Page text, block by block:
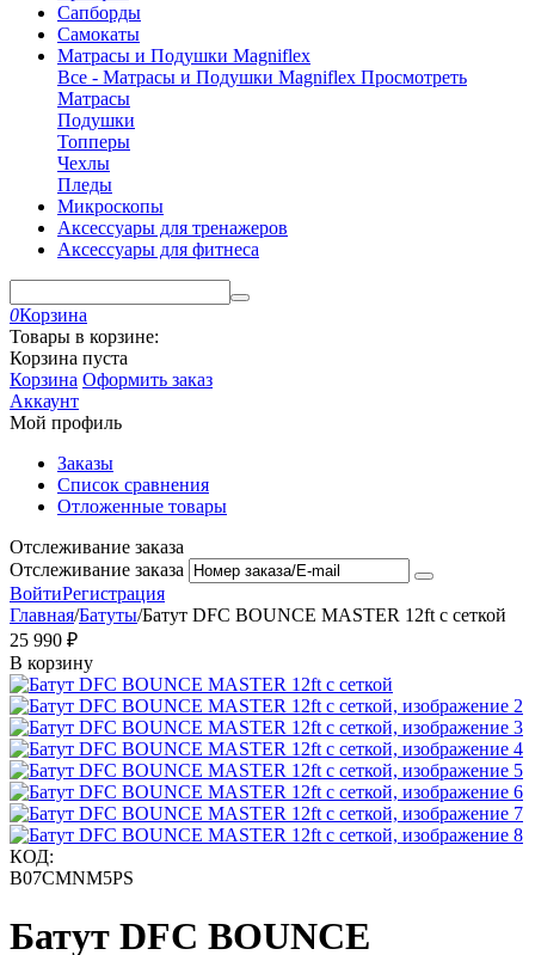
Сапборды
Самокаты
Матрасы и Подушки Magniflex
Все - Матрасы и Подушки Magniflex Просмотреть
Матрасы
Подушки
Топперы
Чехлы
Пледы
Микроскопы
Аксессуары для тренажеров
Аксессуары для фитнеса
0Корзина
Товары в корзине:
Корзина пуста
Корзина Оформить заказ
Аккаунт
Мой профиль
Заказы
Список сравнения
Отложенные товары
Отслеживание заказа
Отслеживание заказа
ВойтиРегистрация
Главная/Батуты/Батут DFC BOUNCE MASTER 12ft с сеткой
25 990 ₽
В корзину
КОД:
B07CMNM5PS
Батут DFC BOUNCE